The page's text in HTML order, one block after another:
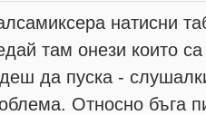
натисни
там онези които
да пуска -
Относно